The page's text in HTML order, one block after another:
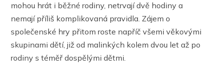
mohou hrát i běžné rodiny, netrvají dvě hodiny a
nemají příliš komplikovaná pravidla. Zájem o
společenské hry přitom roste napříč všemi věkovými
skupinami dětí, již od malinkých kolem dvou let až po
rodiny s téměř dospělými dětmi.